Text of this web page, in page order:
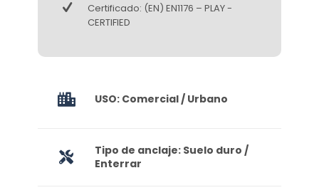
Certificado: (EN) EN1176 – PLAY -
CERTIFIED
USO: Comercial / Urbano
Tipo de anclaje: Suelo duro /
Enterrar